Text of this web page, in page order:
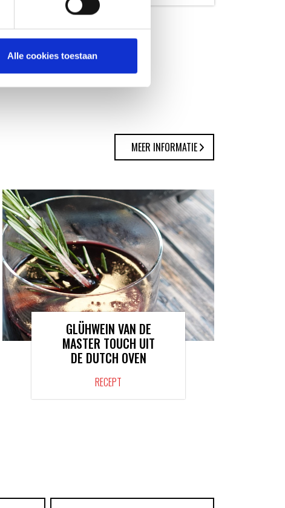
Alle cookies toestaan
MEER INFORMATIE
GLÜHWEIN VAN DE
MASTER TOUCH UIT
DE DUTCH OVEN
RECEPT